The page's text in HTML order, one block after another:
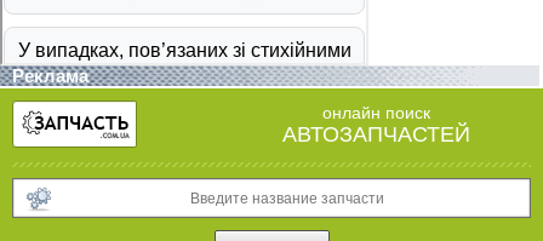
Реклама
онлайн поиск
АВТОЗАПЧАСТЕЙ